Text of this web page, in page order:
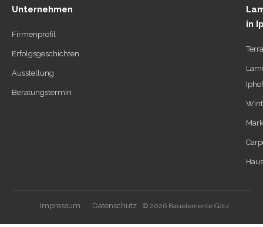
Unternehmen
Firmenprofil
Erfolgsgeschichten
Ausstellung
Beratungstermin
in
Impressum Datenschutz © 2026 Bauelemente Götz